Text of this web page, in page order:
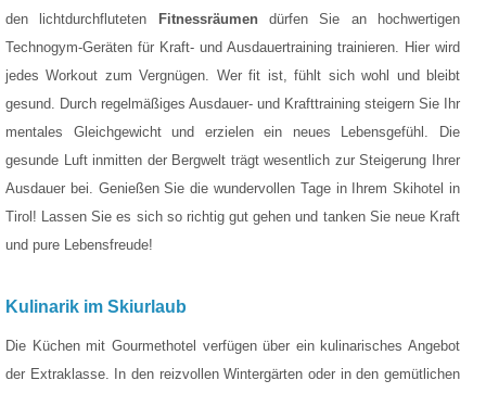
den lichtdurchfluteten
Fitnessräumendürfen Sie an hochwertigen
Technogym-Geräten für Kraft- und Ausdauertraining trainieren. Hier wird
jedes Workout zum Vergnügen. Wer fit ist, fühlt sich wohl und bleibt
gesund. Durch regelmäßiges Ausdauer- und Krafttraining steigern Sie Ihr
mentales Gleichgewicht und erzielen ein neues Lebensgefühl. Die
gesunde Luft inmitten der Bergwelt trägt wesentlich zur Steigerung Ihrer
Ausdauer bei. Genießen Sie die wundervollen Tage in Ihrem Skihotel in
Tirol! Lassen Sie es sich so richtig gut gehen und tanken Sie neue Kraft
und pure Lebensfreude!
Kulinarik im Skiurlaub
Die Küchen mit Gourmethotel verfügen über ein kulinarisches Angebot
der Extraklasse. In den reizvollen Wintergärten oder in den gemütlichen